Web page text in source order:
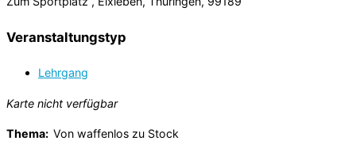
Veranstaltungstyp
Lehrgang
Karte nicht verfügbar
Thema: Von waffenlos zu Stock